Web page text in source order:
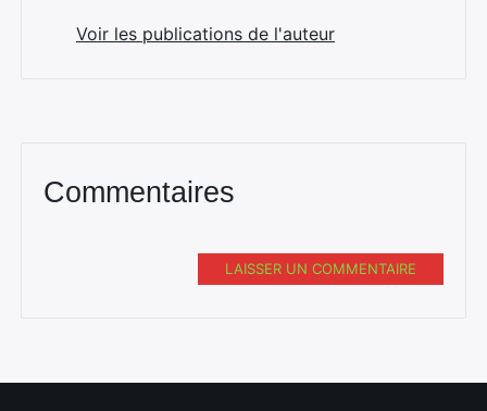
Voir les publications de l'auteur
Commentaires
LAISSER UN COMMENTAIRE